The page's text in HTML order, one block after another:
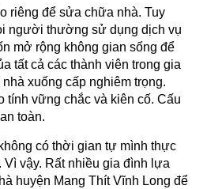
riêng để sửa chữa nhà. Tuy
người thường sử dụng dịch vụ
mở rộng không gian sống để
tất cả các thành viên trong gia
xuống cấp nghiêm trọng.
tính vững chắc và kiên cố. Cấu
toàn.
có thời gian tự mình thực
vậy. Rất nhiều gia đình lựa
huyện Mang Thít Vĩnh Long để